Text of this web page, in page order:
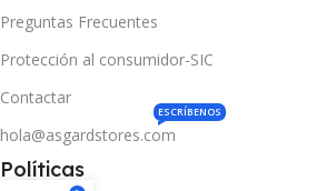
Preguntas Frecuentes
Protección al consumidor-SIC
Contactar
hola@asgardstores.com
ESCRÍBENOS
Políticas